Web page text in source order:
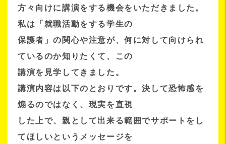
方々向けに講演をする機会をいただきました。
私は「就職活動をする学生の
保護者」の関心や注意が、何に対して向けられ
ているのか知りたくて、この
講演を見学してきました。
講演内容は以下のとおりです。決して恐怖感を
煽るのではなく、現実を直視
した上で、親として出来る範囲でサポートをし
てほしいというメッセージを